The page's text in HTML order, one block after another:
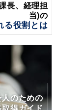
長、経理担
当)の
る役割とは
人のための
取得ガイド